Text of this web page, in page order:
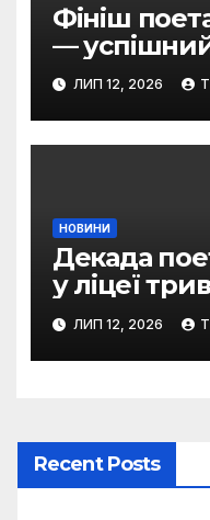
Фініш
—
ЛИП 12, 2026
НОВИНИ
Декада
у ліцеї
ЛИП 12, 2026
Recent Posts